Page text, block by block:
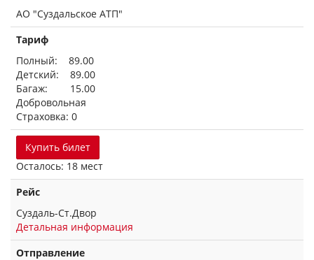
АО "Суздальское АТП"
Тариф
Полный: 89.00
Детский: 89.00
Багаж: 15.00
Добровольная
Страховка: 0
Купить билет
Осталось: 18 мест
Рейс
Суздаль-Ст.Двор
Детальная информация
Отправление